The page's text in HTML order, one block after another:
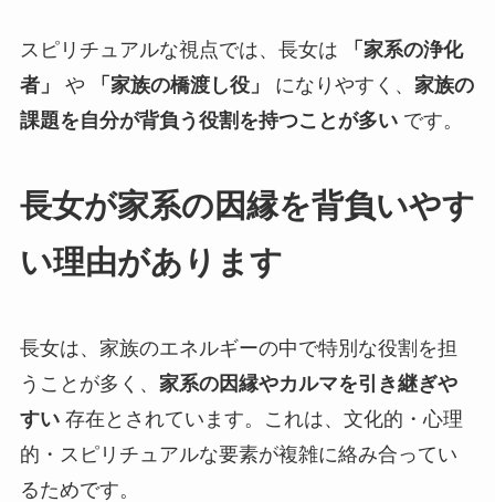
スピリチュアルな視点では、長女は
「家系の浄化
者」
や 「家族の橋渡し役」 になりやすく、 家族の
課題を自分が背負う役割を持つことが多いです。
長女が家系の因縁を背負いやす
い理由があります
長女は、家族のエネルギーの中で特別な役割を担
うことが多く、 家系の因縁やカルマを引き継ぎや
すい存在とされています。これは、文化的・心理
的・スピリチュアルな要素が複雑に絡み合ってい
るためです。